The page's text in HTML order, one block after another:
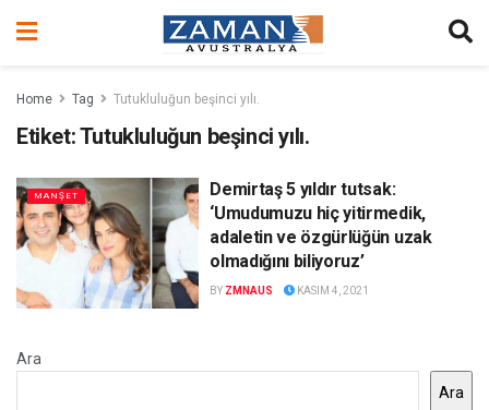
Home Tag Tutukluluğun beşinci yılı.
Etiket:Tutukluluğun beşinci yılı.
MANŞET
Demirtaş 5 yıldır tutsak:
‘Umudumuzu hiç yitirmedik,
adaletin ve özgürlüğün uzak
olmadığını biliyoruz’
BY ZMNAUS KASIM 4, 2021
Ara
Ara